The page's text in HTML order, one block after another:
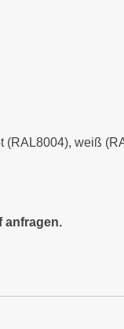
(RAL8004), weiß
anfragen.